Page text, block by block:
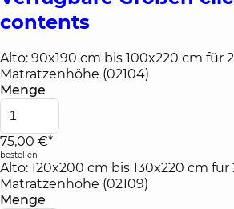
contents
Alto: 90x190 cm bis 100x220 cm für
Matratzenhöhe (02104)
Menge
75,00 €*
bestellen
Alto: 120x200 cm bis 130x220 cm für
Matratzenhöhe (02109)
Menge